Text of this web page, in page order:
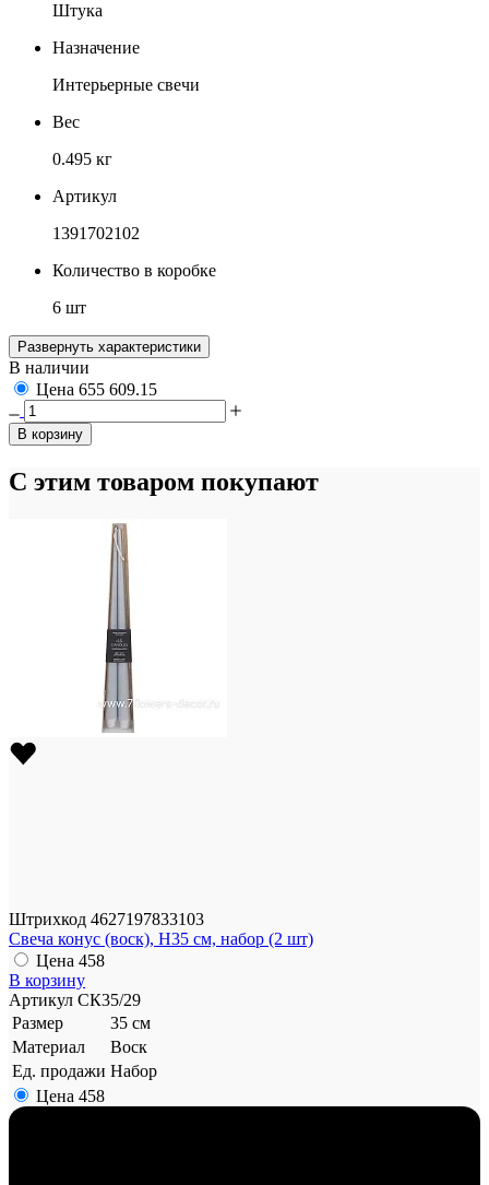
Штука
Назначение
Интерьерные свечи
Вес
0.495 кг
Артикул
1391702102
Количество в коробке
6 шт
Развернуть характеристики
В наличии
Цена 655 609.15
В корзину
С этим товаром покупают
Штрихкод 4627197833103
Свеча конус (воск), H35 см, набор (2 шт)
Цена 458
В корзину
Артикул СК35/29
Размер
35 см
Материал
Воск
Ед. продажи Набор
Цена 458